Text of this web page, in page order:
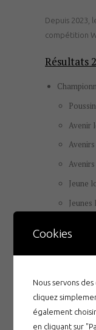
Depuis 2023,
compétition
Résultats
Avenir
Jeune
Jeunes
N2
Cookies
Nous servons
cliquez
également
en cliquant sur